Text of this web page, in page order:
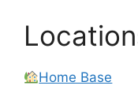
Home Base